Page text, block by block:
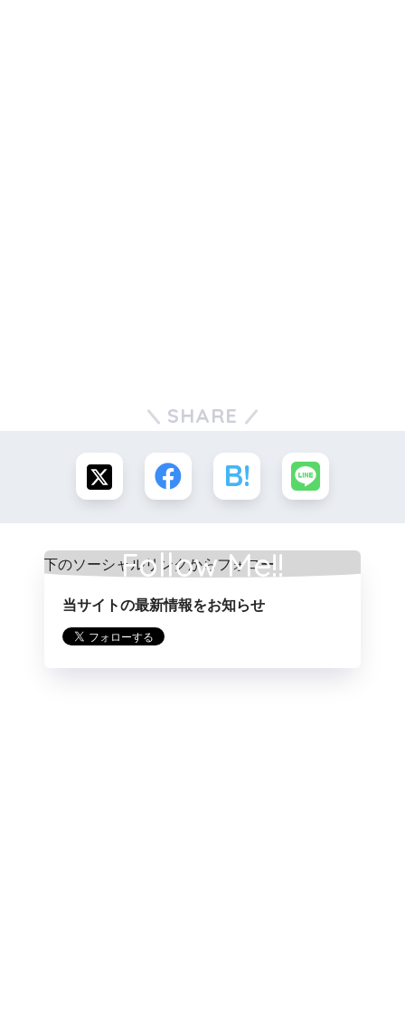
SHARE
Follow Me!!
当サイトの最新情報をお知らせ